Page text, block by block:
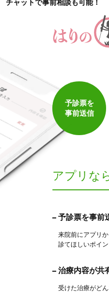
1 件 検
チャットで事前相談も可能！
予診票を
事前送信
アプリな
予診票を事前
来院前にアプリ
診てほしいポイ
治療内容が共
受けた治療がど